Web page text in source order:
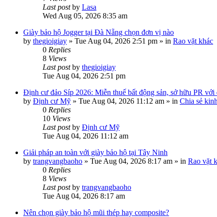
Last postby Lasa
Wed Aug 05, 2026 8:35 am
Giày bảo hộ Jogger tại Đà Nẵng chọn đơn vị nào
by thegioigiay » Tue Aug 04, 2026 2:51 pm » in Rao vặt khác
0 Replies
8 Views
Last postby thegioigiay
Tue Aug 04, 2026 2:51 pm
Định cư đảo Síp 2026: Miễn thuế bất động sản, sở hữu PR
by Định cư Mỹ » Tue Aug 04, 2026 11:12 am » in Chia sẻ
0 Replies
10 Views
Last postby Định cư Mỹ
Tue Aug 04, 2026 11:12 am
Giải pháp an toàn với giày bảo hộ tại Tây Ninh
by trangvangbaoho » Tue Aug 04, 2026 8:17 am » in Rao vặt
0 Replies
8 Views
Last postby trangvangbaoho
Tue Aug 04, 2026 8:17 am
Nên chọn giày bảo hộ mũi thép hay composite?